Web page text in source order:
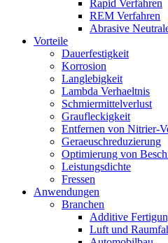
Rapid Verfahren
REM Verfahren
Abrasive
Vorteile
Dauerfestigkeit
Korrosion
Langlebigkeit
Lambda Verhaeltnis
Schmiermittelverlust
Graufleckigkeit
Entfernen von Nitrier-
Geraeuschreduzierung
Optimierung von
Leistungsdichte
Fressen
Anwendungen
Branchen
Additive
Luft und